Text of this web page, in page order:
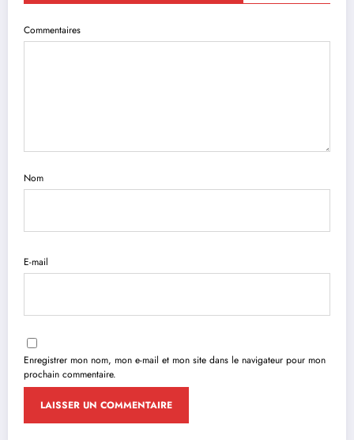
Commentaires
Nom
E-mail
Enregistrer mon nom, mon e-mail et mon site dans le navigateur pour mon
prochain commentaire.